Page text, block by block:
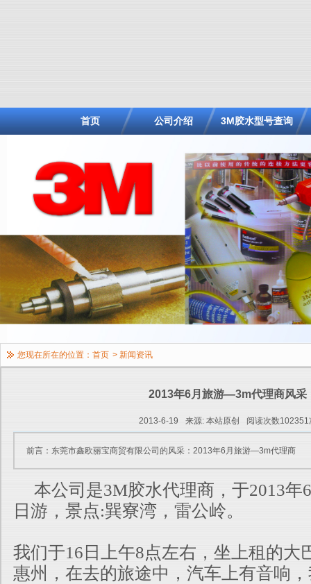
首页 公司介绍 3M胶水型号查询
您现在所在的位置： 首页 > 新闻资讯
2013年6月旅游—3m代理商风采
2013-6-19 来源: 本站原创 阅读次数102351
前言：东莞市鑫欧丽宝商贸有限公司的风采：2013年6月旅游—3m代理商
本公司是3M胶水代理商，于2013年
日游，景点:巽寮湾，雷公岭。
我们于16日上午8点左右，坐上租的大
惠州，在去的旅途中，汽车上有音响